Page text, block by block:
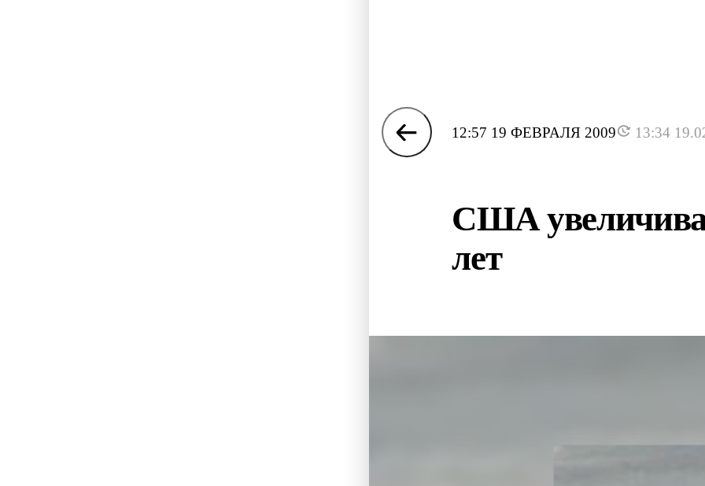
12:57 19 ФЕВРАЛЯ 2009 13:34
США
лет